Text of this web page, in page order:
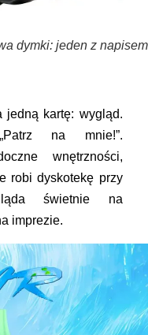
dymki: jeden z napisem
kartę: wygląd.
na mnie!”.
wnętrzności,
robi dyskotekę przy
świetnie na
imprezie.